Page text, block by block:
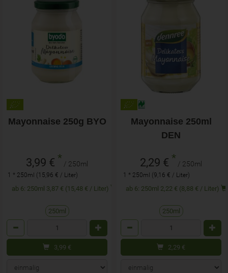
Mayonnaise 250g BYO
3,99 € * / 250ml
1 * 250ml (15,96 € / Liter)
ab 6: 250ml 3,87 € (15,48 € / Liter)
250ml
3,99 €
Mayonnaise 250ml
DEN
2,29 € * / 250ml
1 * 250ml (9,16 € / Liter)
ab 6: 250ml 2,22 € (8,88 € / Liter)
250ml
2,29 €